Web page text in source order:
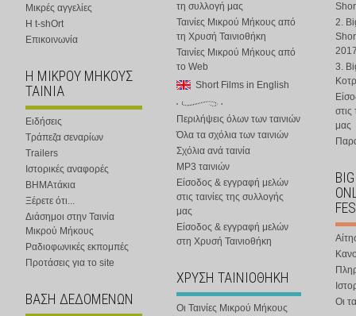
Μικρές αγγελίες
Η t-shOrt
Επικοινωνία
Η ΜΙΚΡΟΥ ΜΗΚΟΥΣ
ΤΑΙΝΙΑ
Ειδήσεις
Τράπεζα σεναρίων
Trailers
Ιστορικές αναφορές
ΒΗΜΑτάκια
Ξέρετε ότι...
Διάσημοι στην Ταινία
Μικρού Μήκους
Ραδιοφωνικές εκπομπές
Προτάσεις για το site
ΒΑΣΗ ΔΕΔΟΜΕΝΩΝ
τη συλλογή μας
Ταινίες Μικρού Μήκους από
τη Χρυσή Ταινιοθήκη
Ταινίες Μικρού Μήκους από
το Web
Short Films in English
Περιλήψεις όλων των ταινιών
Όλα τα σχόλια των ταινιών
Σχόλια ανά ταινία
MP3 ταινιών
Είσοδος & εγγραφή μελών
στις ταινίες της συλλογής
μας
Είσοδος & εγγραφή μελών
στη Χρυσή Ταινιοθήκη
ΧΡΥΣΗ ΤΑΙΝΙΟΘΗΚΗ
Οι Ταινίες Μικρού Μήκους
2.
3.
στις
μας
Οι